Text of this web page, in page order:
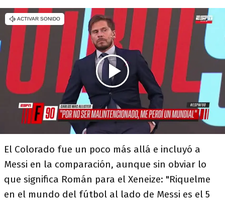
El Colorado fue un poco más allá e incluyó a
Messi en la comparación, aunque sin obviar lo
que significa Román para el Xeneize: "Riquelme
en el mundo del fútbol al lado de Messi es el 5